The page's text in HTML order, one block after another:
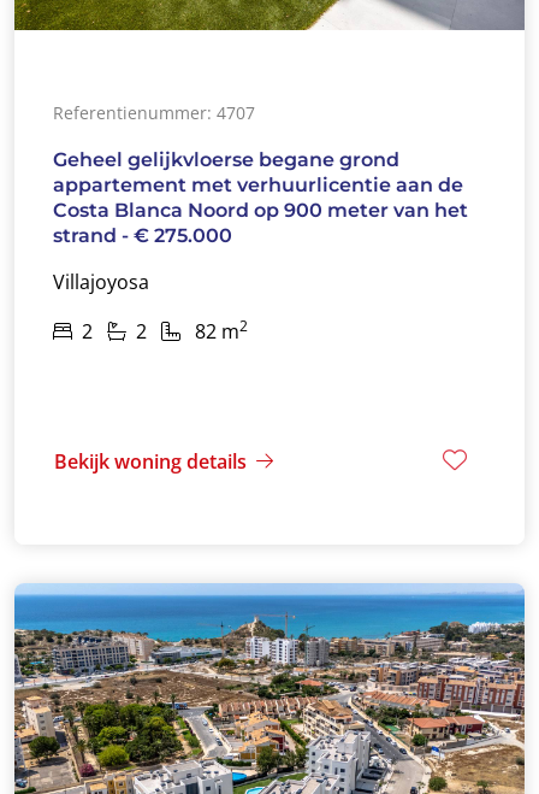
Referentienummer: 4707
Geheel gelijkvloerse begane grond
appartement met verhuurlicentie aan de
Costa Blanca Noord op 900 meter van het
strand - € 275.000
Villajoyosa
2
2 82 m2
Bekijk woning details